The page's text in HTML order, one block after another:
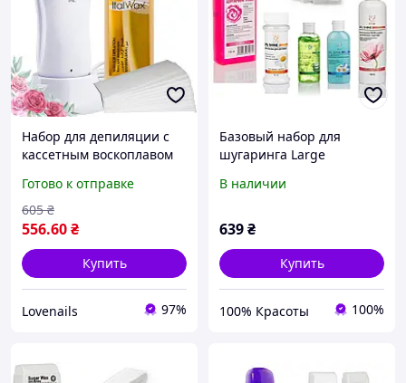
Набор для депиляции с
кассетным воскоплавом
воском Italwax № 13
Готово к отправке
556.60₴
605 ₴
Купить
Lovenails 97%
Базовый набор для
шугаринга Large
В наличии
639₴
Купить
100% Красоты 100%